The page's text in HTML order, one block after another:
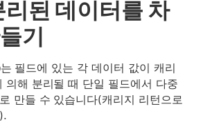
리된 데이터를 차
기
필드에 있는 각 데이터 값이 캐리
의해 분리될 때 단일 필드에서 다중
만들 수 있습니다(캐리지 리턴으로